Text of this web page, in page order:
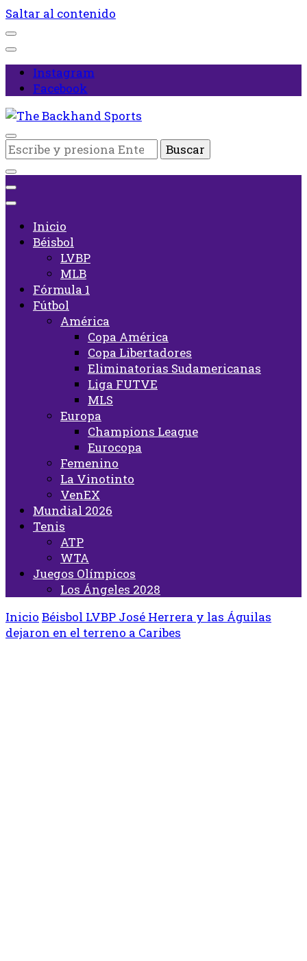
Saltar al contenido
Instagram
Facebook
The Backhand Sports
Inicio
¿Buscas
algo?
Inicio
Béisbol
LVBP
MLB
Fórmula 1
Fútbol
América
Copa América
Copa Libertadores
Eliminatorias Sudamericanas
Liga FUTVE
MLS
Europa
Champions League
Eurocopa
Femenino
La Vinotinto
VenEX
Mundial 2026
Tenis
ATP
WTA
Juegos Olímpicos
Los Ángeles 2028
Inicio Béisbol LVBP José Herrera y las Águilas
dejaron en el terreno a Caribes